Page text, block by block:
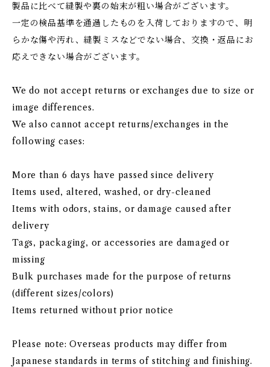
製品に比べて縫製や裏の始末が粗い場合がございます。
一定の検品基準を通過したものを入荷しておりますので、明
らかな傷や汚れ、縫製ミスなどでない場合、交換・返品にお
応えできない場合がございます。
We do not accept returns or exchanges due to size or
image differences.
We also cannot accept returns/exchanges in the
following cases:
More than 6 days have passed since delivery
Items used, altered, washed, or dry-cleaned
Items with odors, stains, or damage caused after
delivery
Tags, packaging, or accessories are damaged or
missing
Bulk purchases made for the purpose of returns
(different sizes/colors)
Items returned without prior notice
Please note: Overseas products may differ from
Japanese standards in terms of stitching and finishing.